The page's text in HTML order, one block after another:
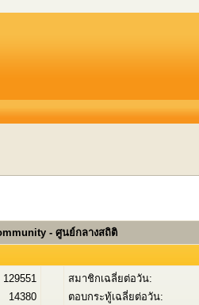
- ศูนย์กลางสถิติ
129551
14380
สมาชิกเฉลี่ยต่อวัน:
ตอบกระทู้เฉลี่ยต่อวัน: